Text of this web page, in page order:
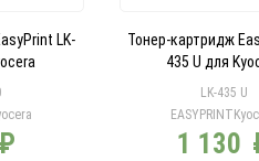
LK-
₽
Тонер-картридж
435 U для
LK-435 U
EASYPRINT
1 130